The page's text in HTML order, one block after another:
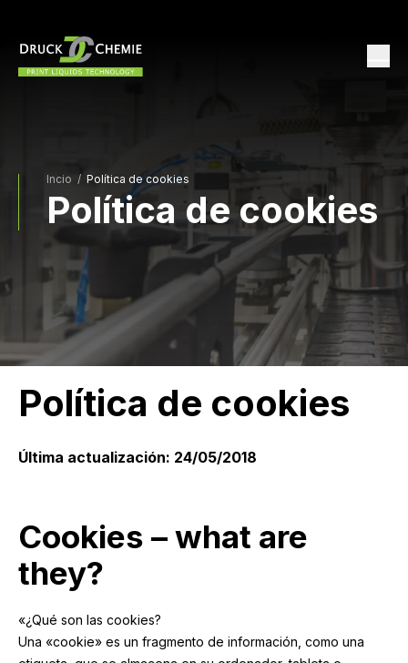
Incio / Política de cookies
Política de cookies
Política de cookies
Última actualización: 24/05/2018
Cookies – what are
they?
«¿Qué son las cookies?
Una «cookie» es un fragmento de información, como una